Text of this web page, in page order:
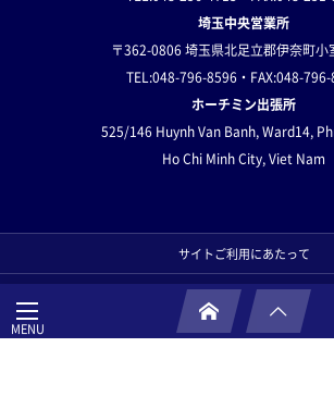
埼玉中央営業所
〒362-0806 埼玉県北足立郡伊奈町小
TEL:048-796-8596・FAX:048-
ホーチミン出張所
525/146 Huynh Van Banh,Ward14,
Ho Chi Minh City, Viet Nam
サイトご利用にあたって
プライバシーポリシー
サイトマップ